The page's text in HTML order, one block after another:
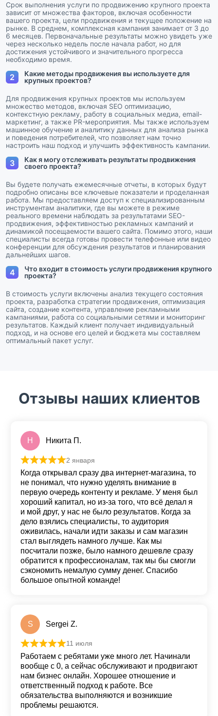
Срок выполнения услуги по продвижению крупного проекта
зависит от множества факторов, включая особенности
вашего проекта, цели продвижения и текущее положение на
рынке. В среднем, комплексная кампания занимает от 3 до
6 месяцев. Первоначальные результаты можно увидеть уже
через несколько недель после начала работ, но для
достижения устойчивого и значительного прогресса
необходимо время.
2
Какие методы продвижения вы используете для
крупных проектов?
Для продвижения крупных проектов мы используем
множество методов, включая SEO оптимизацию,
контекстную рекламу, работу в социальных медиа, email-
маркетинг, а также PR-мероприятия. Мы также используем
машинное обучение и аналитику данных для анализа рынка
и поведения потребителей, что позволяет нам точно
настроить наш подход и улучшить эффективность кампании.
3
Как я могу отслеживать результаты продвижения
своего проекта?
Вы будете получать ежемесячные отчеты, в которых будут
подробно описаны все ключевые показатели и проделанная
работа. Мы предоставляем доступ к специализированным
инструментам аналитики, где вы можете в режиме
реального времени наблюдать за результатами SEO-
продвижения, эффективностью рекламных кампаний и
динамикой посещаемости вашего сайта. Помимо этого, наши
специалисты всегда готовы провести телефонные или видео
конференции для обсуждения результатов и планирования
дальнейших шагов.
4
Что входит в стоимость услуги продвижения крупного
проекта?
В стоимость услуги включены анализ текущего состояния
проекта, разработка стратегии продвижения, оптимизация
сайта, создание контента, управление рекламными
кампаниями, работа со социальными сетями и мониторинг
результатов. Каждый клиент получает индивидуальный
подход, и на основе его целей и бюджета мы составляем
оптимальный пакет услуг.
Отзывы наших клиентов
Н Никита П.
Оценка из 5
2 января
Когда открывал сразу два интернет-магазина, то
не понимал, что нужно уделять внимание в
первую очередь контенту и рекламе. У меня был
хороший капитал, но из-за того, что всё делал я
и мой друг, у нас не было результатов. Когда за
дело взялись специалисты, то аудитория
оживилась, начали идти заказы и сам магазин
стал выглядеть намного лучше. Как мы
посчитали позже, было намного дешевле сразу
обратится к профессионалам, так мы бы смогли
сэкономить немалую сумму денег. Спасибо
большое опытной команде!
S Sergei Z.
Оценка
11 июля
Работаем с ребятами уже много лет. Начинали
вообще с 0, а сейчас обслуживают и продвигают
нам бизнес онлайн. Хорошее отношение и
ответственный подход к работе. Все
обязательства выполняются и возникшие
проблемы решаются.